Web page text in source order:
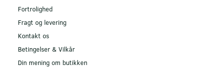
Fortrolighed
Fragt og levering
Kontakt os
Betingelser & Vilkår
Din mening om butikken